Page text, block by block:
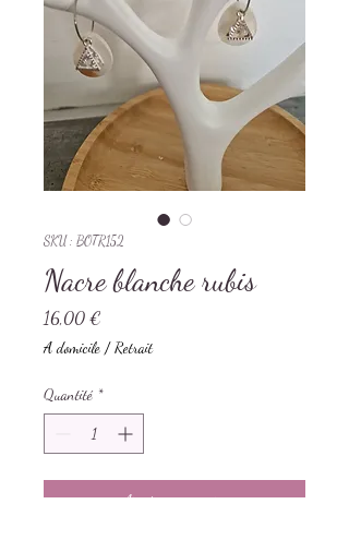
SKU : BOTR152
Nacre blanche rubis
16,00 €
A domicile / Retrait
Quantité *
Ajouter au panier